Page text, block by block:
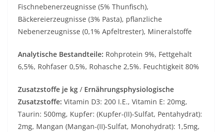
Fischnebenerzeugnisse (5% Thunfisch),
Bäckereierzeugnisse (3% Pasta), pflanzliche
Nebenerzeugnisse (0,1% Apfeltrester), Mineralstoffe
Analytische Bestandteile: Rohprotein 9%, Fettgehalt
6,5%, Rohfaser 0,5%, Rohasche 2,5%. Feuchtigkeit 80%
Zusatzstoffe je kg / Ernährungsphysiologische
Zusatzstoffe: Vitamin D3: 200 I.E., Vitamin E: 20mg,
Taurin: 500mg, Kupfer: (Kupfer-(II)-Sulfat, Pentahydrat):
2mg, Mangan (Mangan-(II)-Sulfat, Monohydrat): 1,5mg,